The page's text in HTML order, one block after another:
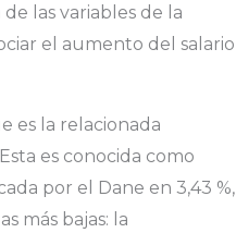
las variables de la
el aumento del salario
es la relacionada
es conocida como
por el Dane en 3,43 %,
más bajas: la